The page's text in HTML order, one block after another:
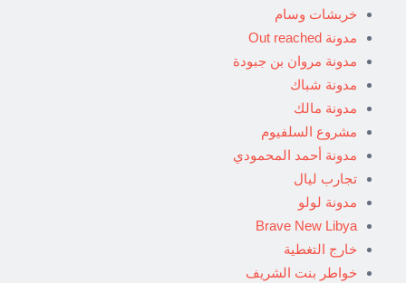
خربشات وسام
مدونة Out reached
مدونة مروان بن جبودة
مدونة شباك
مدونة مالك
مشروع السلفيوم
مدونة أحمد المحمودي
تجارب ليال
مدونة لولو
Brave New Libya
خارج التغطية
خواطر بنت الشريف